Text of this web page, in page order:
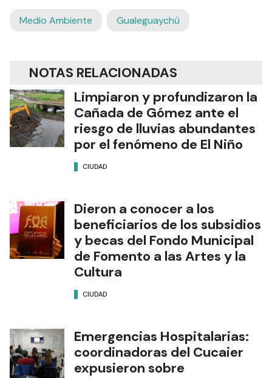
Medio Ambiente Gualeguaychú
NOTAS RELACIONADAS
Limpiaron y profundizaron la
Cañada de Gómez ante el
riesgo de lluvias abundantes
por el fenómeno de El Niño
CIUDAD
Dieron a conocer a los
beneficiarios de los subsidios
y becas del Fondo Municipal
de Fomento a las Artes y la
Cultura
CIUDAD
Emergencias Hospitalarias:
coordinadoras del Cucaier
expusieron sobre